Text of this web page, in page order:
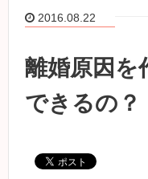
2016.08.22
離婚原因を
できるの？